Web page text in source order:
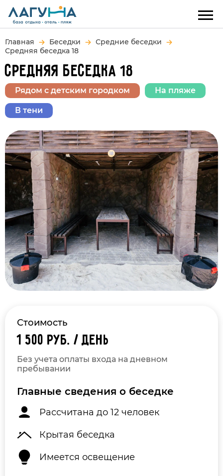
Главная Беседки
Средние беседки
Средняя беседка 18
СРЕДНЯЯ БЕСЕДКА 18
Рядом с детским городком На пляже
В тени
Стоимость
1 500 руб. / день
Без учета оплаты входа на дневном
пребывании
Главные сведения о беседке
Рассчитана до 12 человек
Крытая беседка
Имеется освещение